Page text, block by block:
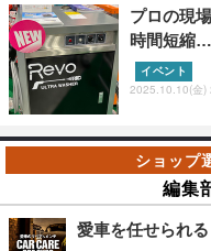
プロの現
時間短縮
イベント
2025.10.10(金)
編集
愛車を任せられ